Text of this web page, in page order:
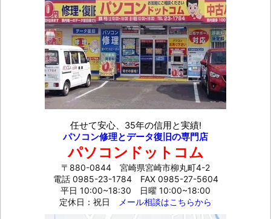
任せて安心、35年の信用と実績!
パソコン修理とデータ復旧の専門店
パソコンドットコム
〒880-0844 宮崎県宮崎市柳丸町4-2
電話 0985-23-1784FAX 0985-27-5604
平日 10:00~18:30 日曜 10:00~18:00
定休日：祝日
メール相談はこちらから